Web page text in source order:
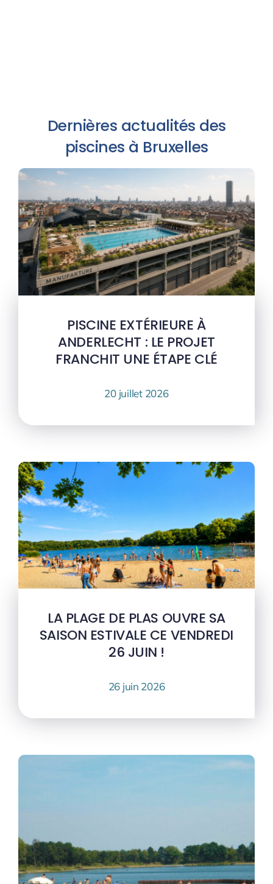
Dernières actualités des
piscines à Bruxelles
PISCINE EXTÉRIEURE À
ANDERLECHT : LE PROJET
FRANCHIT UNE ÉTAPE CLÉ
20 juillet 2026
LA PLAGE DE PLAS OUVRE SA
SAISON ESTIVALE CE VENDREDI
26 JUIN !
26 juin 2026